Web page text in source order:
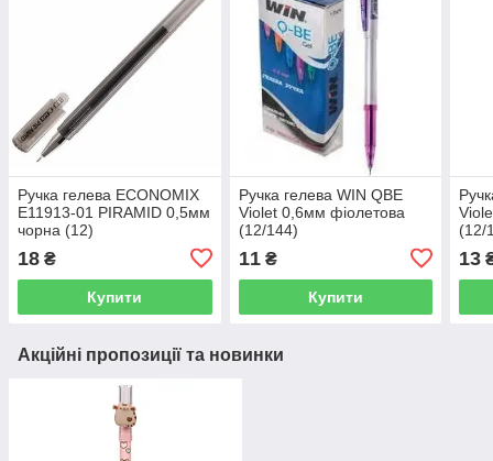
Ручка гелева ECONOMIX
E11913-01 PIRAMID 0,5мм
чорна (12)
18 ₴
Купити
Ручка гелева WIN QBE
Violet 0,6мм фіолетова
(12/144)
11₴
Купити
(12/
13
Акційні пропозиції та новинки